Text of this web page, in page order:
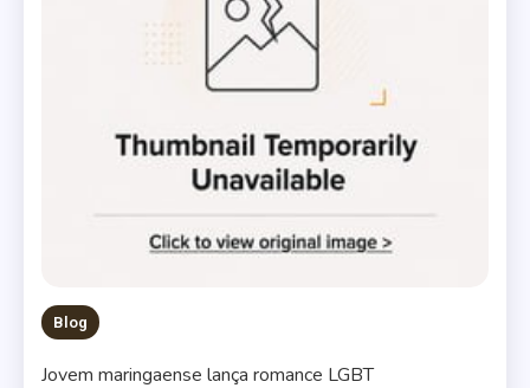
Blog
Jovem maringaense lança romance LGBT